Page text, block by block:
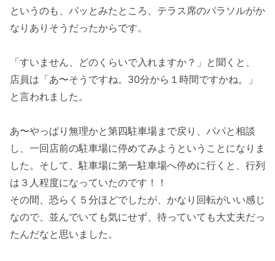
というのも、パッとみたところ、テラス席のパラソルがか
なりありそうだったからです。
「すいません、どのくらいで入れますか？」と聞くと、
店員は「あ〜そうですね。30分から１時間ですかね。」
と言われました。
あ〜やっぱり無理かと第四駐車場まで戻り、パパと相談
し、一回店前の駐車場に停めてみようということになりま
した。そして、駐車場に第一駐車場へ停めに行くと、行列
は３人程度になっていたのです！！
その間、恐らく５分ほどでしたが、かなり回転がいい感じ
なので、並んでいても気にせず、待っていても大丈夫だっ
たんだなと思いました。